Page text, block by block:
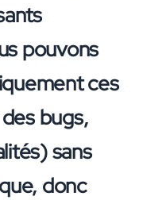
pouvons
ces
bugs,
sans
donc